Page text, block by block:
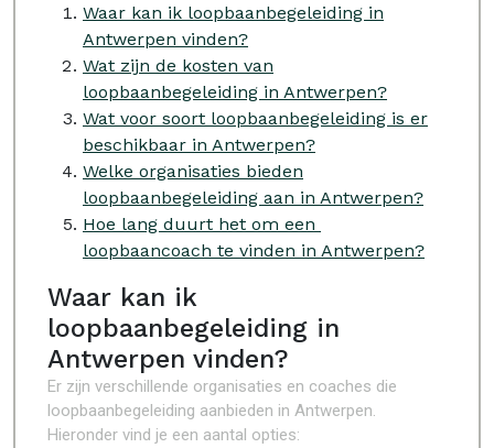
Waar kan ik loopbaanbegeleiding in
Antwerpen vinden?
Wat zijn de kosten van
loopbaanbegeleiding in Antwerpen?
Wat voor soort loopbaanbegeleiding is er
beschikbaar in Antwerpen?
Welke organisaties bieden
loopbaanbegeleiding aan in Antwerpen?
Hoe lang duurt het om een ​​
loopbaancoach te vinden in Antwerpen?
Waar kan ik
loopbaanbegeleiding in
Antwerpen vinden?
Er zijn verschillende organisaties en coaches die
loopbaanbegeleiding aanbieden in Antwerpen.
Hieronder vind je een aantal opties: